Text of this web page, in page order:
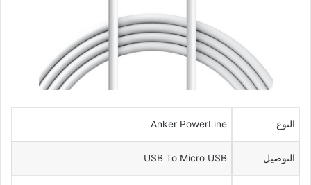
النوع Anker PowerLine
التوصيل USB To Micro USB